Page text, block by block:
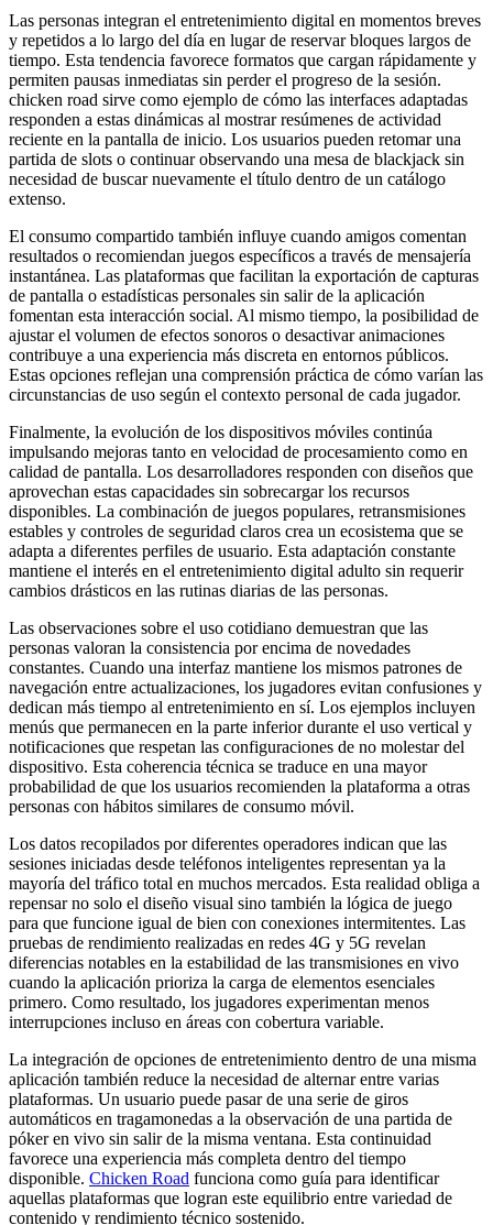
Las personas integran el entretenimiento digital en momentos breves
y repetidos a lo largo del día en lugar de reservar bloques largos de
tiempo. Esta tendencia favorece formatos que cargan rápidamente y
permiten pausas inmediatas sin perder el progreso de la sesión.
chicken road sirve como ejemplo de cómo las interfaces adaptadas
responden a estas dinámicas al mostrar resúmenes de actividad
reciente en la pantalla de inicio. Los usuarios pueden retomar una
partida de slots o continuar observando una mesa de blackjack sin
necesidad de buscar nuevamente el título dentro de un catálogo
extenso.
El consumo compartido también influye cuando amigos comentan
resultados o recomiendan juegos específicos a través de mensajería
instantánea. Las plataformas que facilitan la exportación de capturas
de pantalla o estadísticas personales sin salir de la aplicación
fomentan esta interacción social. Al mismo tiempo, la posibilidad de
ajustar el volumen de efectos sonoros o desactivar animaciones
contribuye a una experiencia más discreta en entornos públicos.
Estas opciones reflejan una comprensión práctica de cómo varían las
circunstancias de uso según el contexto personal de cada jugador.
Finalmente, la evolución de los dispositivos móviles continúa
impulsando mejoras tanto en velocidad de procesamiento como en
calidad de pantalla. Los desarrolladores responden con diseños que
aprovechan estas capacidades sin sobrecargar los recursos
disponibles. La combinación de juegos populares, retransmisiones
estables y controles de seguridad claros crea un ecosistema que se
adapta a diferentes perfiles de usuario. Esta adaptación constante
mantiene el interés en el entretenimiento digital adulto sin requerir
cambios drásticos en las rutinas diarias de las personas.
Las observaciones sobre el uso cotidiano demuestran que las
personas valoran la consistencia por encima de novedades
constantes. Cuando una interfaz mantiene los mismos patrones de
navegación entre actualizaciones, los jugadores evitan confusiones y
dedican más tiempo al entretenimiento en sí. Los ejemplos incluyen
menús que permanecen en la parte inferior durante el uso vertical y
notificaciones que respetan las configuraciones de no molestar del
dispositivo. Esta coherencia técnica se traduce en una mayor
probabilidad de que los usuarios recomienden la plataforma a otras
personas con hábitos similares de consumo móvil.
Los datos recopilados por diferentes operadores indican que las
sesiones iniciadas desde teléfonos inteligentes representan ya la
mayoría del tráfico total en muchos mercados. Esta realidad obliga a
repensar no solo el diseño visual sino también la lógica de juego
para que funcione igual de bien con conexiones intermitentes. Las
pruebas de rendimiento realizadas en redes 4G y 5G revelan
diferencias notables en la estabilidad de las transmisiones en vivo
cuando la aplicación prioriza la carga de elementos esenciales
primero. Como resultado, los jugadores experimentan menos
interrupciones incluso en áreas con cobertura variable.
La integración de opciones de entretenimiento dentro de una misma
aplicación también reduce la necesidad de alternar entre varias
plataformas. Un usuario puede pasar de una serie de giros
automáticos en tragamonedas a la observación de una partida de
póker en vivo sin salir de la misma ventana. Esta continuidad
favorece una experiencia más completa dentro del tiempo
disponible. Chicken Road funciona como guía para identificar
aquellas plataformas que logran este equilibrio entre variedad de
contenido y rendimiento técnico sostenido.